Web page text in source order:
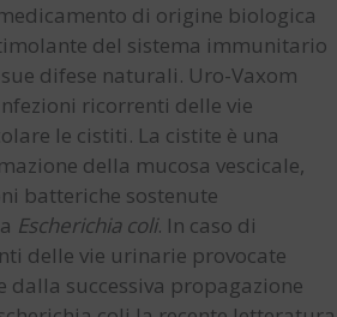
di origine biologica
del sistema immunitario
difese naturali. Uro-Vaxom
ricorrenti delle vie
le cistiti. La cistite è una
della mucosa vescicale,
batteriche sostenute
Escherichia coli. In caso di
delle vie urinarie provocate
dalla successiva propagazione